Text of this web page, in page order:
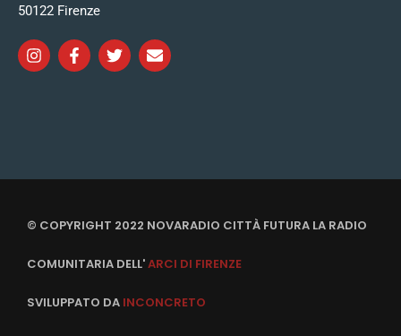
50122 Firenze
© COPYRIGHT 2022 NOVARADIO CITTÀ FUTURA LA RADIO
COMUNITARIA DELL'ARCI DI FIRENZE
SVILUPPATO DA INCONCRETO